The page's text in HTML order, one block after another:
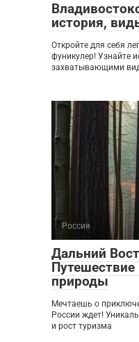
история,
Откройте для себя
фуникулер! Узнайте
захватывающими
Россия
Дальний
природы
Мечтаешь о
России ждет!
и рост туризма